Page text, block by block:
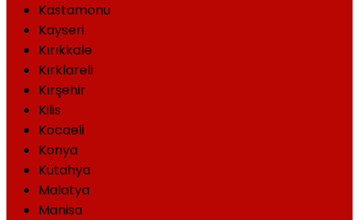
Kastamonu
Kayseri
Kırıkkale
Kırklareli
Kırşehir
Kilis
Kocaeli
Konya
Kütahya
Malatya
Manisa